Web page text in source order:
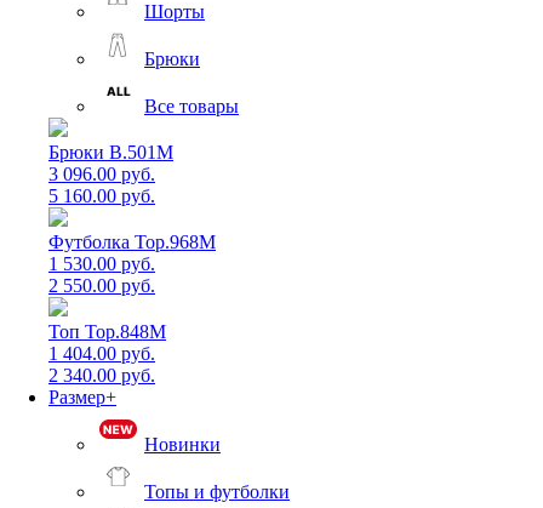
Шорты
Брюки
Все товары
Брюки B.501M
3 096.00 руб.
5 160.00 руб.
Футболка Top.968M
1 530.00 руб.
2 550.00 руб.
Топ Top.848M
1 404.00 руб.
2 340.00 руб.
Размер+
Новинки
Топы и футболки